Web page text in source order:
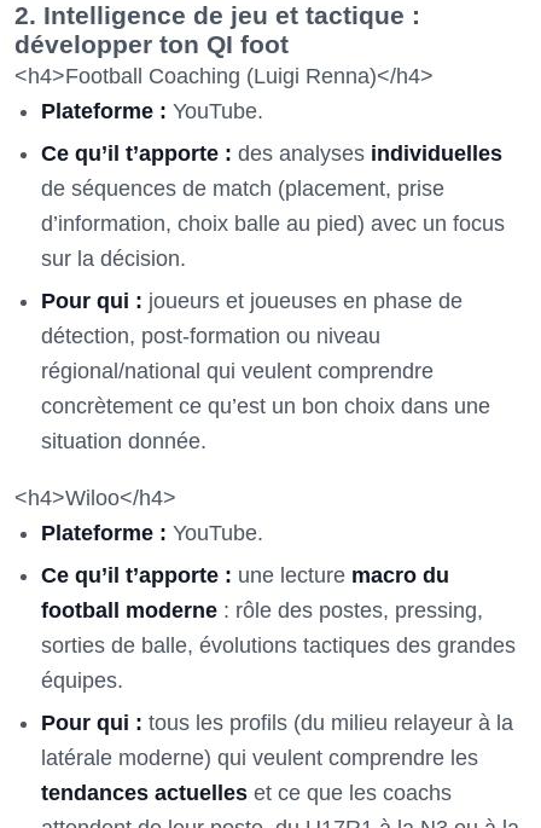
2. Intelligence de jeu et tactique :
développer ton QI foot
<h4>Football Coaching (Luigi Renna)</h4>
Plateforme : YouTube.
Ce qu’il t’apporte : des analyses individuelles
de séquences de match (placement, prise
d’information, choix balle au pied) avec un focus
sur la décision.
Pour qui : joueurs et joueuses en phase de
détection, post-formation ou niveau
régional/national qui veulent comprendre
concrètement ce qu’est un bon choix dans une
situation donnée.
<h4>Wiloo</h4>
Plateforme : YouTube.
Ce qu’il t’apporte : une lecture macro du
football moderne : rôle des postes, pressing,
sorties de balle, évolutions tactiques des grandes
équipes.
Pour qui : tous les profils (du milieu relayeur à la
latérale moderne) qui veulent comprendre les
tendances actuelles et ce que les coachs